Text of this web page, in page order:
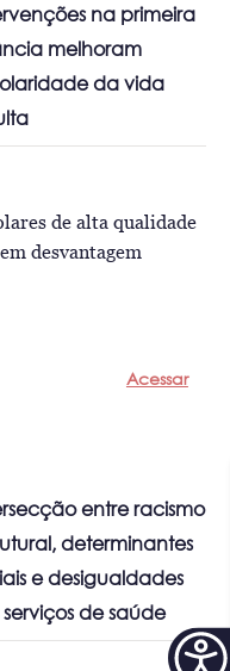
na primeira
melhoram
da vida
de alta qualidade
desvantagem
Acessar
entre racismo
determinantes
e desigualdades
serviços de saúde